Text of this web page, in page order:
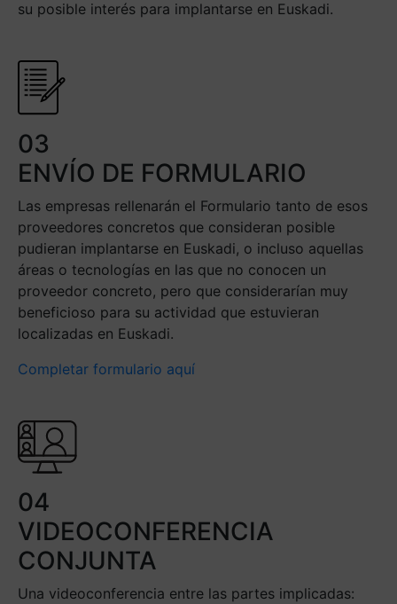
su posible interés para implantarse en Euskadi.
03
ENVÍO DE FORMULARIO
Las empresas rellenarán el Formulario tanto de esos
proveedores concretos que consideran posible
pudieran implantarse en Euskadi, o incluso aquellas
áreas o tecnologías en las que no conocen un
proveedor concreto, pero que considerarían muy
beneficioso para su actividad que estuvieran
localizadas en Euskadi.
Completar formulario aquí
04
VIDEOCONFERENCIA
CONJUNTA
Una videoconferencia entre las partes implicadas: